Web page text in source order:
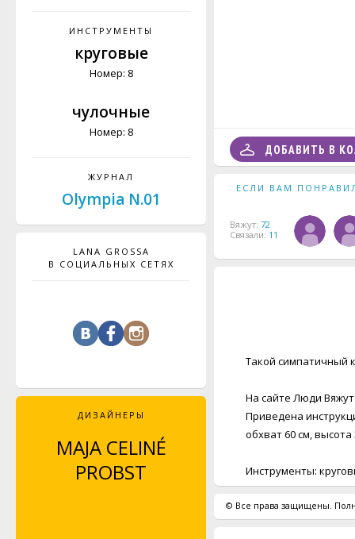
ИНСТРУМЕНТЫ
круговые
Номер: 8
чулочные
Номер: 8
ЖУРНАЛ
Olympia N.01
LANA GROSSA
В СОЦИАЛЬНЫХ СЕТЯХ
ДИЗАЙНЕРЫ
MAJA CELINÉ
PROBST
LEYLA PIEDAYESH
ДОБАВИТЬ В
ЕСЛИ ВАМ
Вяжут: 72
Связали: 11
Такой симпатичный
На сайте Люди
Приведена
обхват 60 см, высота
Инструменты:
© Все права защищены.